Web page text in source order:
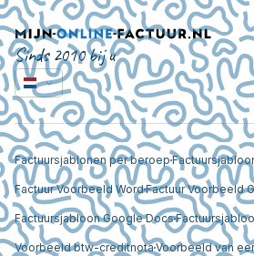
Sinds 2010 bij u
Factuursjablonen per beroep
Factuur Voorbeeld WordFactuur Voorbeeld
Factuursjabloon Google Docs
Voorbeeld btw-creditnotaVoorbeeld van